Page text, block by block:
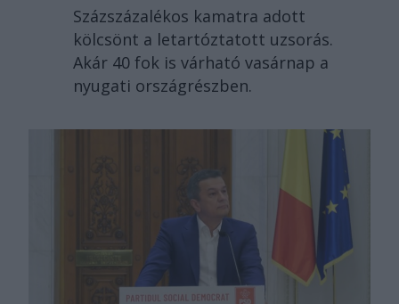
Százszázalékos kamatra adott
kölcsönt a letartóztatott uzsorás.
Akár 40 fok is várható vasárnap a
nyugati országrészben.